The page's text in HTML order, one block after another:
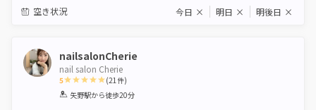
空き状況 今日 × 明日 × 明後日 ×
nailsalonCherie
nail salon Cherie
5
1 2 3 4 5
(21件)
矢野駅から徒歩20分